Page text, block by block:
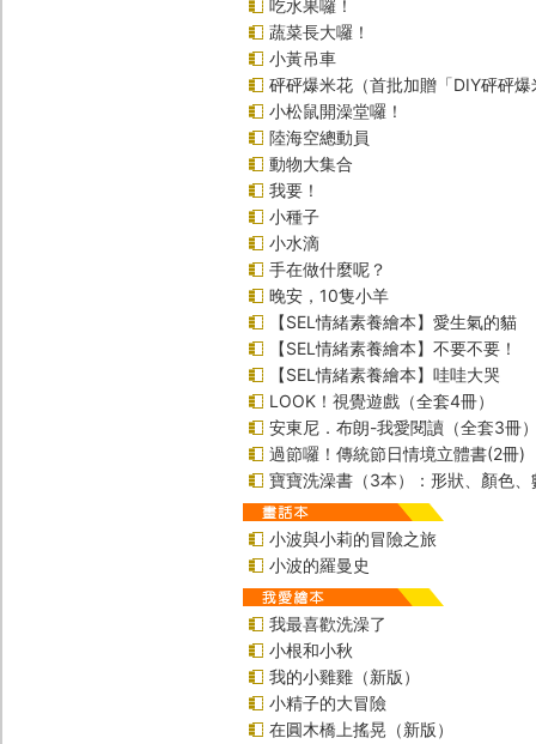
吃水果囉！
蔬菜長大囉！
小黃吊車
砰砰爆米花（首批加贈「DIY砰砰
小松鼠開澡堂囉！
陸海空總動員
動物大集合
我要！
小種子
小水滴
手在做什麼呢？
晚安，10隻小羊
【SEL情緒素養繪本】愛生氣的貓
【SEL情緒素養繪本】不要不要！
【SEL情緒素養繪本】哇哇大哭
LOOK！視覺遊戲（全套4冊）
安東尼．布朗-我愛閱讀（全套3冊
過節囉！傳統節日情境立體書(2冊)
寶寶洗澡書（3本）：形狀、顏色、
小波與小莉的冒險之旅
小波的羅曼史
我最喜歡洗澡了
小根和小秋
我的小雞雞（新版）
小精子的大冒險
在圓木橋上搖晃（新版）